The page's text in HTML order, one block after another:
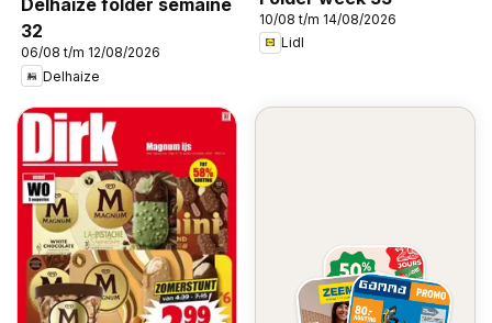
Delhaize folder semaine
32
06/08 t/m 12/08/2026
Delhaize
10/08 t/m 14/08/2026
Lidl